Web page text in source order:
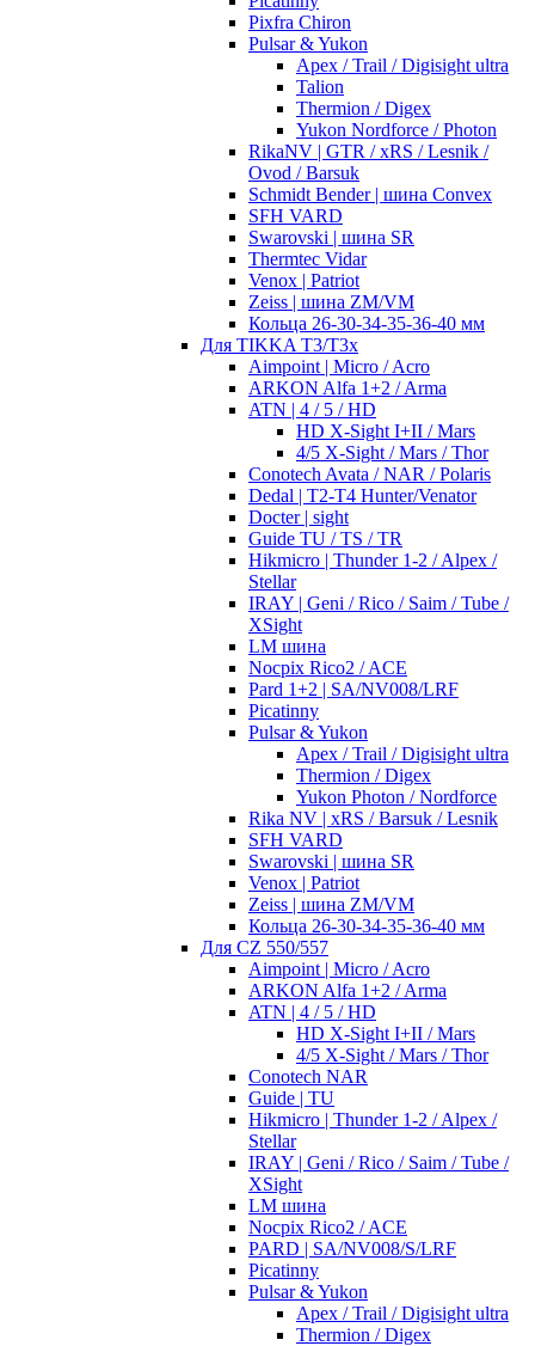
Pixfra Chiron
Pulsar & Yukon
Apex / Trail / Digisight ultra
Talion
Thermion / Digex
Yukon Nordforce / Photon
RikaNV | GTR / xRS / Lesnik /
Ovod / Barsuk
Schmidt Bender | шина Convex
SFH VARD
Swarovski | шина SR
Thermtec Vidar
Venox | Patriot
Zeiss | шина ZM/VM
Кольца 26-30-34-35-36-40 мм
Для TIKKA T3/T3x
Aimpoint | Micro / Acro
ARKON Alfa 1+2 / Arma
ATN | 4 / 5 / HD
HD X-Sight I+II / Mars
4/5 X-Sight / Mars / Thor
Conotech Avata / NAR / Polaris
Dedal | T2-T4 Hunter/Venator
Docter | sight
Guide TU / TS / TR
Hikmicro | Thunder 1-2 / Alpex /
Stellar
IRAY | Geni / Rico / Saim / Tube /
XSight
LM шина
Nocpix Rico2 / ACE
Pard 1+2 | SA/NV008/LRF
Picatinny
Pulsar & Yukon
Apex / Trail / Digisight ultra
Thermion / Digex
Yukon Photon / Nordforce
Rika NV | xRS / Barsuk / Lesnik
SFH VARD
Swarovski | шина SR
Venox | Patriot
Zeiss | шина ZM/VM
Кольца 26-30-34-35-36-40 мм
Для CZ 550/557
Aimpoint | Micro / Acro
ARKON Alfa 1+2 / Arma
ATN | 4 / 5 / HD
HD X-Sight I+II / Mars
4/5 X-Sight / Mars / Thor
Conotech NAR
Guide | TU
Hikmicro | Thunder 1-2 / Alpex /
Stellar
IRAY | Geni / Rico / Saim / Tube /
XSight
LM шина
Nocpix Rico2 / ACE
PARD | SA/NV008/S/LRF
Picatinny
Pulsar & Yukon
Apex / Trail / Digisight ultra
Thermion / Digex